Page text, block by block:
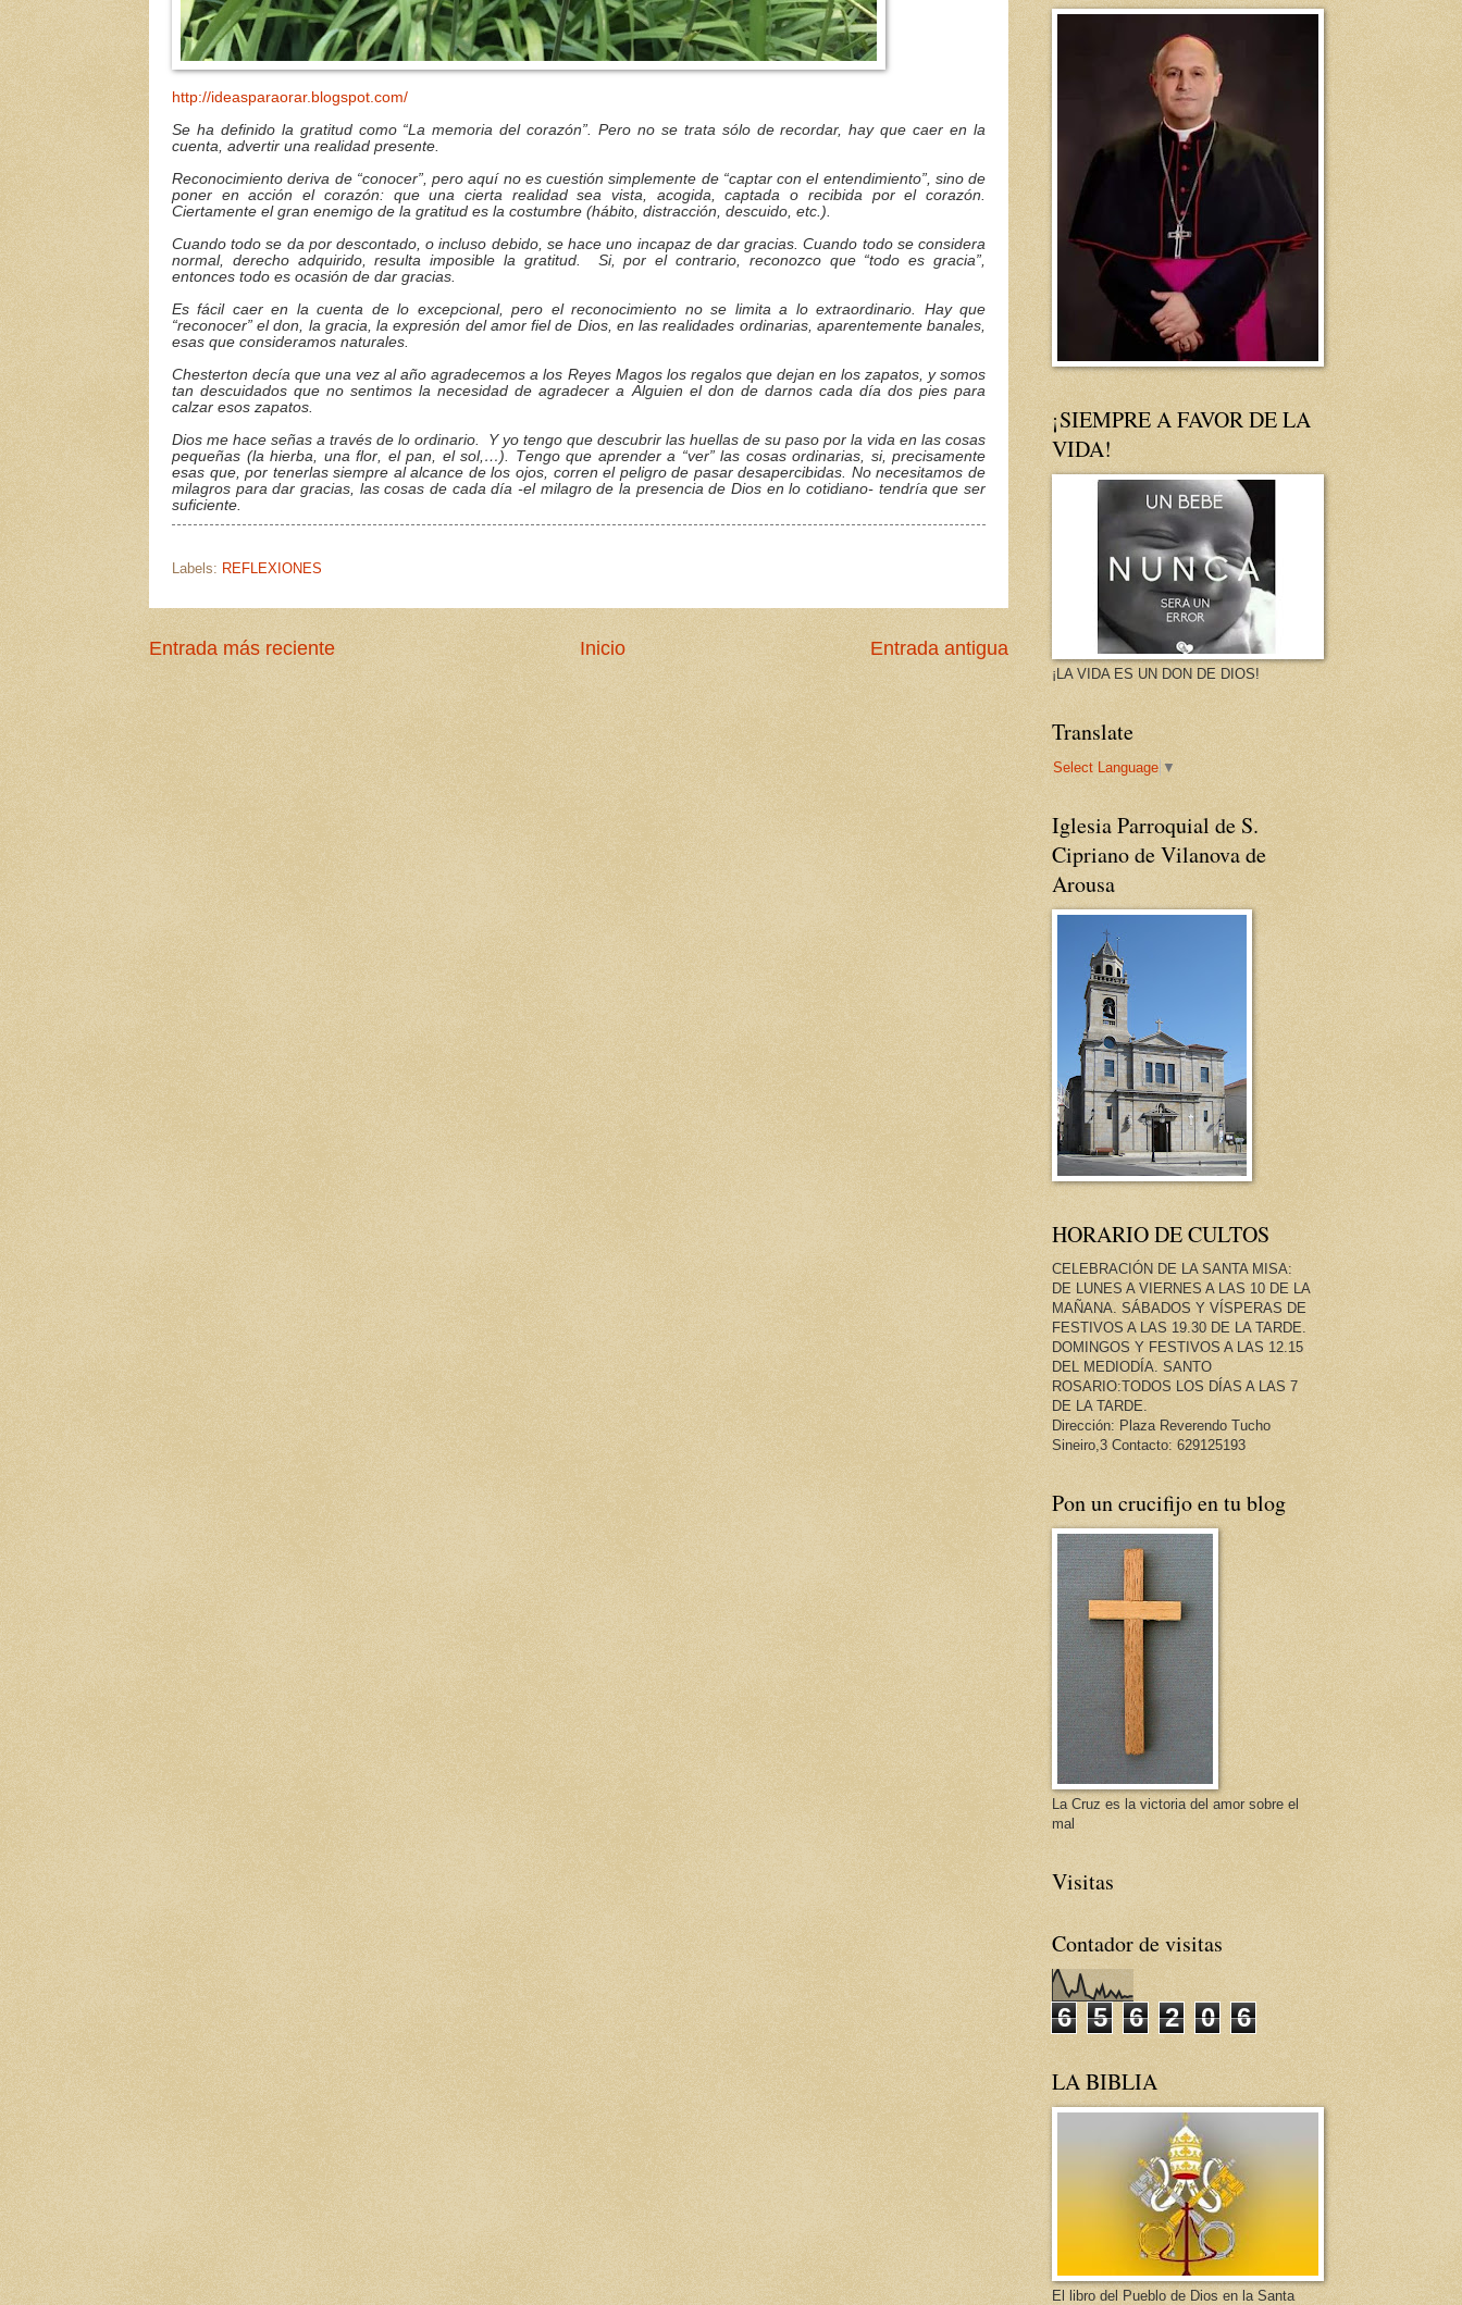
http://ideasparaorar.blogspot.com/
Se ha definido la gratitud como “La memoria del corazón”. Pero no se trata sólo de recordar, hay que caer en la
cuenta, advertir una realidad presente.
Reconocimiento deriva de “conocer”, pero aquí no es cuestión simplemente de “captar con el entendimiento”, sino de
poner en acción el corazón: que una cierta realidad sea vista, acogida, captada o recibida por el corazón.
Ciertamente el gran enemigo de la gratitud es la costumbre (hábito, distracción, descuido, etc.).
Cuando todo se da por descontado, o incluso debido, se hace uno incapaz de dar gracias. Cuando todo se considera
normal, derecho adquirido, resulta imposible la gratitud.
Si, por el contrario, reconozco que “todo es gracia”,
entonces todo es ocasión de dar gracias.
Es fácil caer en la cuenta de lo excepcional, pero el reconocimiento no se limita a lo extraordinario. Hay que
“reconocer” el don, la gracia, la expresión del amor fiel de Dios, en las realidades ordinarias, aparentemente banales,
esas que consideramos naturales.
Chesterton decía que una vez al año agradecemos a los Reyes Magos los regalos que dejan en los zapatos, y somos
tan descuidados que no sentimos la necesidad de agradecer a Alguien el don de darnos cada día dos pies para
calzar esos zapatos.
Dios me hace señas a través de lo ordinario.
Y yo tengo que descubrir las huellas de su paso por la vida en las cosas
pequeñas (la hierba, una flor, el pan, el sol,…). Tengo que aprender a “ver” las cosas ordinarias, si, precisamente
esas que, por tenerlas siempre al alcance de los ojos, corren el peligro de pasar desapercibidas. No necesitamos de
milagros para dar gracias, las cosas de cada día -el milagro de la presencia de Dios en lo cotidiano- tendría que ser
suficiente.
Labels: REFLEXIONES
Entrada más reciente Entrada antigua
Inicio
¡SIEMPRE A FAVOR DE LA
VIDA!
¡LA VIDA ES UN DON DE DIOS!
Translate
Select Language ▼
Iglesia Parroquial de S.
Cipriano de Vilanova de
Arousa
HORARIO DE CULTOS
CELEBRACIÓN DE LA SANTA MISA:
DE LUNES A VIERNES A LAS 10 DE LA
MAÑANA. SÁBADOS Y VÍSPERAS DE
FESTIVOS A LAS 19.30 DE LA TARDE.
DOMINGOS Y FESTIVOS A LAS 12.15
DEL MEDIODÍA. SANTO
ROSARIO:TODOS LOS DÍAS A LAS 7
DE LA TARDE.
Dirección: Plaza Reverendo Tucho
Sineiro,3 Contacto: 629125193
Pon un crucifijo en tu blog
La Cruz es la victoria del amor sobre el
mal
Visitas
Contador de visitas
6 5 6 2 0 6
LA BIBLIA
El libro del Pueblo de Dios en la Santa